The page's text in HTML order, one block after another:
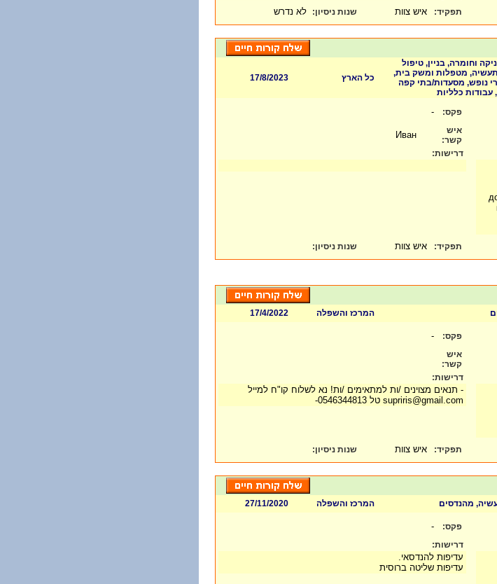
תפקיד: איש צוות שנות ניסיון: לא נדרש
וחומרה, בניין, טיפול
ותעשיה, מטפלות ומשק בית,
נופש, מסעדות/בתי קפה
עבודות כלליות
כל הארץ 17/8/2023
פקס: -
איש
קשר:
דרישות:
תפקיד: איש צוות שנות ניסיון:
המרכז והשפלה
17/4/2022
פקס: -
איש
קשר:
דרישות:
- תנאים מצוינים /ות למתאימים /ות! נא לשלוח קו"ח למייל
supriris@gmail.com טל 0546344813-
תפקיד: איש צוות שנות ניסיון:
מהנדסים המרכז והשפלה
27/11/2020
פקס: -
דרישות:
עדיפות להנדסאי.
עדיפות שליטה ברוסית